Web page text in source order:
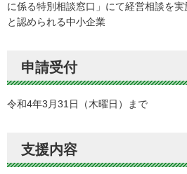
に係る特別相談窓口」にて経営相談を
と認められる中小企業
申請受付
令和4年3月31日（木曜日）まで
支援内容